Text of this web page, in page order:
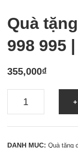
Quà
998 995
355,000₫
DANH MỤC: Quà tặng